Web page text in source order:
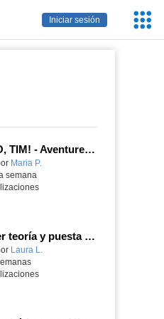
Iniciar sesión
HELLO, TIM! - Aventureros digitales
educativo.
Maria P.
semana
Dossier teoría y puesta en práctica Äprendizaje Basado en Juegos en Educación Infantil y Primaria
educativo.
Laura L.